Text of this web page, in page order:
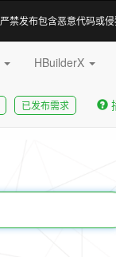
严禁发布包含恶意代码或
HBuilderX
已发布需求